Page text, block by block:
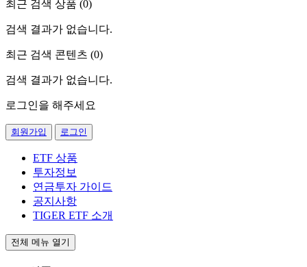
최근 검색 상품 (0)
검색 결과가 없습니다.
최근 검색 콘텐츠 (0)
검색 결과가 없습니다.
로그인을 해주세요
회원가입 로그인
ETF 상품
투자정보
연금투자 가이드
공지사항
TIGER ETF 소개
전체 메뉴 열기